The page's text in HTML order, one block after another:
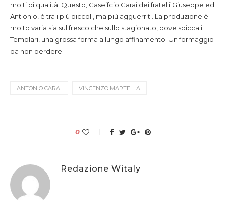
molti di qualità. Questo, Caseifcio Carai dei fratelli Giuseppe ed
Antionio, è tra i più piccoli, ma più agguerriti. La produzione è
molto varia sia sul fresco che sullo stagionato, dove spicca il
Templari, una grossa forma a lungo affinamento. Un formaggio
da non perdere.
ANTONIO CARAI VINCENZO MARTELLA
0
Redazione Witaly